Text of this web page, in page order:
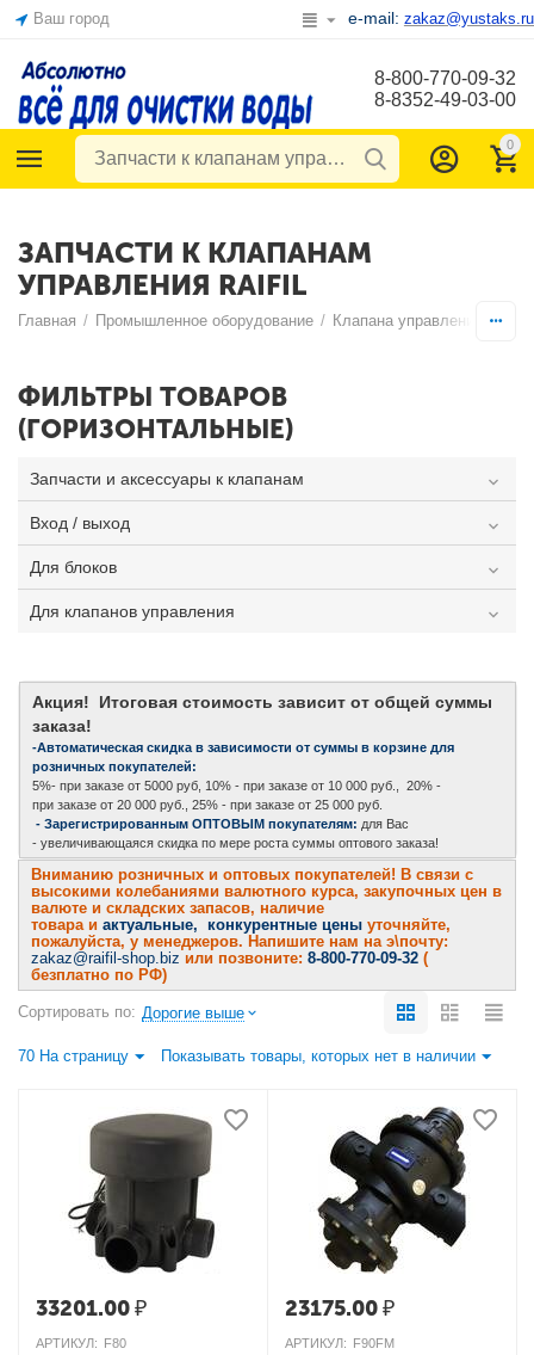
Ваш город e-mail: zakaz@yustaks.ru
8-800-770-09-32
8-8352-49-03-00
0
ЗАПЧАСТИ К КЛАПАНАМ
УПРАВЛЕНИЯ RAIFIL
Главная / Промышленное оборудование / Клапана управления
ФИЛЬТРЫ ТОВАРОВ
(ГОРИЗОНТАЛЬНЫЕ)
Запчасти и аксессуары к клапанам
Вход / выход
Для блоков
Для клапанов управления
Акция! Итоговая стоимость зависит от общей суммы
заказа!
-Автоматическая скидка в зависимости от суммы в корзине для
розничных покупателей:
5%- при заказе от 5000 руб, 10% - при заказе от 10 000 руб., 20% -
при заказе от 20 000 руб., 25% - при заказе от 25 000 руб.
- Зарегистрированным ОПТОВЫМ покупателям: для Вас
- увеличивающаяся скидка по мере роста суммы оптового заказа!
Вниманию розничных и оптовых покупателей! В связи с
высокими колебаниями валютного курса, закупочных цен в
валюте и складских запасов, наличие
товара и актуальные, конкурентные цены уточняйте,
пожалуйста, у менеджеров. Напишите нам на э\почту:
zakaz@raifil-shop.biz или позвоните: 8-800-770-09-32 (
безплатно по РФ)
Сортировать по: Дорогие выше
70 На страницу Показывать товары, которых нет в наличии
33201.00₽
АРТИКУЛ: F80
23175.00₽
АРТИКУЛ: F90FM